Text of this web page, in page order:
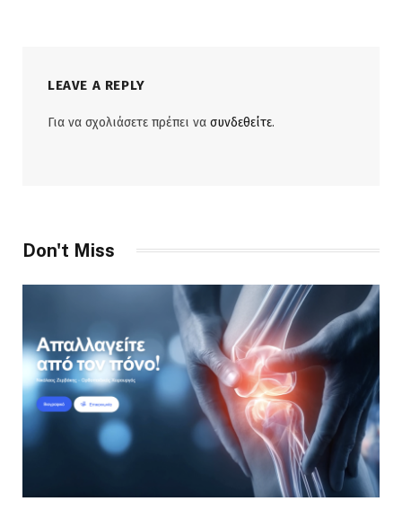
LEAVE A REPLY
Για να σχολιάσετε πρέπει να συνδεθείτε.
Don't Miss